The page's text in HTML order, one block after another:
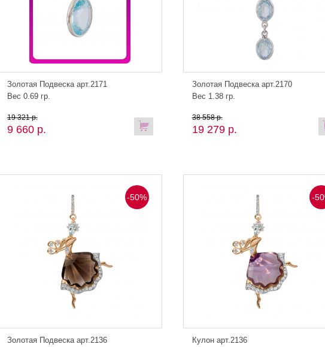
Золотая Подвеска арт.2171
Вес 0.69 гр.
9 660 р.
19 321 р.
Золотая Подвеска арт.2170
Вес 1.38 гр.
19 279 р.
38 558 р.
-50%
Золотая Подвеска арт.2136
-
Кулон арт.2136